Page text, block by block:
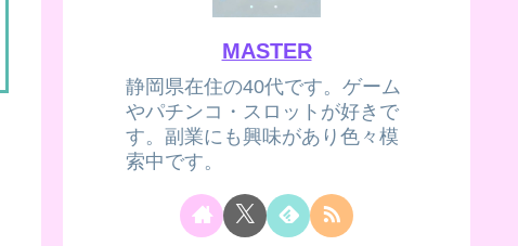
MASTER
静岡県在住の40代です。ゲーム
やパチンコ・スロットが好きで
す。副業にも興味があり色々模
索中です。